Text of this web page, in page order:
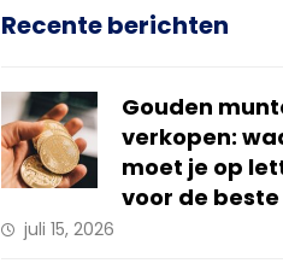
Recente berichten
Gouden
verkopen:
moet je op
voor de
juli 15, 2026